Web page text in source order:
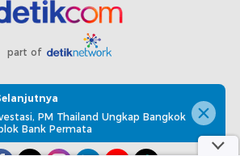
part of
Media Siber Karir
Kotak Pos
Privacy Policy Disclaimer
PM Thailand Ungkap Bangkok
Bank Permata